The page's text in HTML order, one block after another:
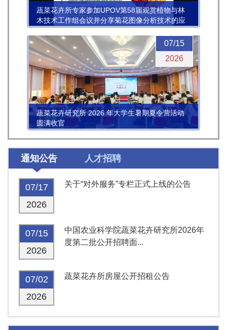
蔬菜花卉所专家参加UPOV第58届观赏植物与林
木技术工作组会议并分享菊花图像分析技术的应
用进展
07/15
2026
蔬菜花卉研究所 2026 年大学生暑期夏令营活动
圆满收官
通知公告 人才招聘
07/17
2026
关于“对外服务”专栏正式上线的公告
07/15
2026
中国农业科学院蔬菜花卉研究所2026年
度第二批公开招聘面...
07/02
2026
蔬菜花卉所房屋公开招租公告